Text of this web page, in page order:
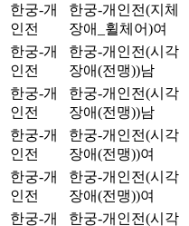
한궁-개
인전
한궁-개인전(지체
장애_휠체어)여
한궁-개
인전
한궁-개인전(시각
장애(전맹))남
한궁-개
인전
한궁-개인전(시각
장애(전맹))남
한궁-개
인전
한궁-개인전(시각
장애(전맹))여
한궁-개
인전
한궁-개인전(시각
장애(전맹))여
한궁-개
한궁-개인전(시각